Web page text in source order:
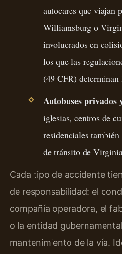
autocares que viajan
Williamsburg o
involucrados en
los que las
(49 CFR) determinan
Autobuses privados
iglesias, centros de
residenciales también
de tránsito de
Cada tipo de accidente
de responsabilidad: el
compañía operadora, el
o la entidad
mantenimiento de la vía.